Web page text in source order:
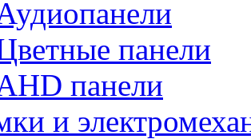
панели
панели
и